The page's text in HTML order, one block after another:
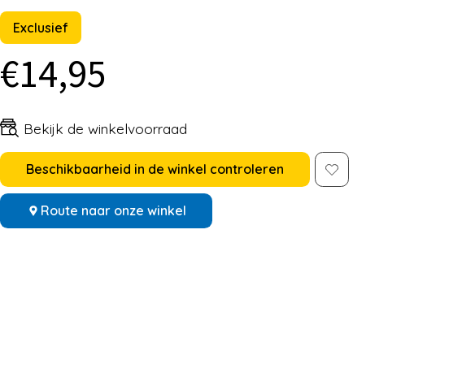
Exclusief
€14,95
Bekijk de winkelvoorraad
Beschikbaarheid in de winkel controleren
Route naar onze winkel